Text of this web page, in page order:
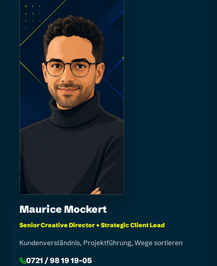
Maurice Mockert
Senior Creative Director • Strategic Client Lead
Kundenverständnis, Projektführung, Wege sortieren
0721 / 98 19 19-05